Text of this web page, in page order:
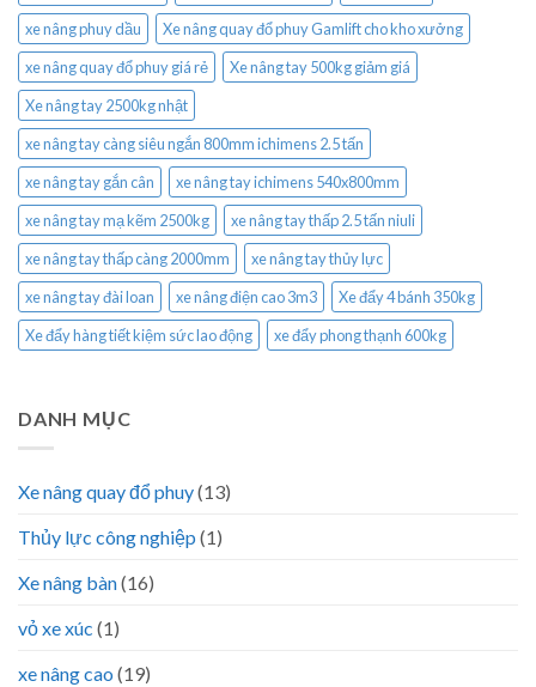
xe nâng phuy dầu
Xe nâng quay đổ phuy Gamlift cho kho xưởng
xe nâng quay đổ phuy giá rẻ
Xe nâng tay 500kg giảm giá
Xe nâng tay 2500kg nhật
xe nâng tay càng siêu ngắn 800mm ichimens 2.5 tấn
xe nâng tay gắn cân
xe nâng tay ichimens 540x800mm
xe nâng tay mạ kẽm 2500kg
xe nâng tay thấp 2.5 tấn niuli
xe nâng tay thấp càng 2000mm
xe nâng tay thủy lực
xe nâng tay đài loan
xe nâng điện cao 3m3
Xe đẩy 4 bánh 350kg
Xe đẩy hàng tiết kiệm sức lao động
xe đẩy phong thạnh 600kg
DANH MỤC
Xe nâng quay đổ phuy(13)
Thủy lực công nghiệp (1)
Xe nâng bàn(16)
vỏ xe xúc (1)
xe nâng cao (19)